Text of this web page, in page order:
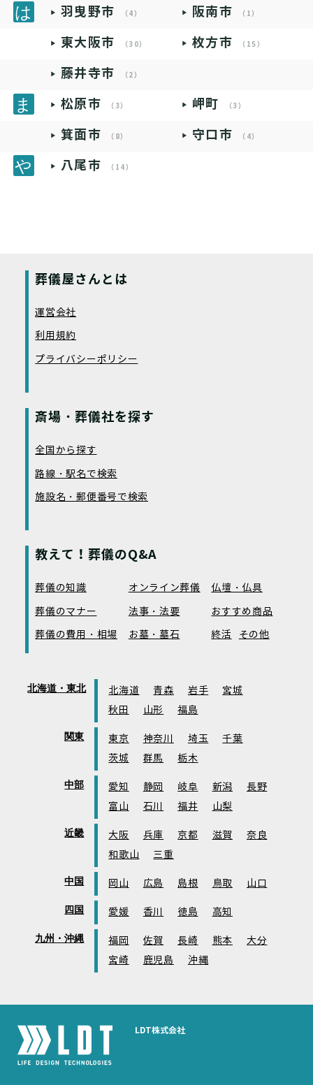
羽曳野市 （4） 阪南市 （1）
東大阪市 （30） 枚方市 （15）
藤井寺市 （2）
松原市 （3） 岬町 （3）
箕面市 （8） 守口市 （4）
八尾市 （14）
葬儀屋さんとは
運営会社
利用規約
プライバシーポリシー
斎場・葬儀社を探す
全国から探す
路線・駅名で検索
施設名・郵便番号で検索
教えて！葬儀のQ&A
葬儀の知識 オンライン葬儀
仏壇・仏具
葬儀のマナー
法事・法要
おすすめ商品
葬儀の費用・相場
お墓・墓石 終活 その他
北海道・東北 北海道 青森 岩手
宮城
秋田
山形 福島
関東 東京 神奈川 埼玉
千葉
茨城
群馬 栃木
中部 愛知 静岡 岐阜 新潟
長野
富山
石川 福井 山梨
近畿 大阪 兵庫 京都 滋賀
奈良
和歌山
三重
中国 岡山 広島 島根 鳥取 山口
四国 愛媛 香川 徳島 高知
九州・沖縄 福岡 佐賀 長崎 熊本
大分
宮崎
鹿児島 沖縄
LDT株式会社